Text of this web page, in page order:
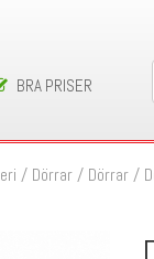
BRA PRISER
/ Dörrar / Dörrar /